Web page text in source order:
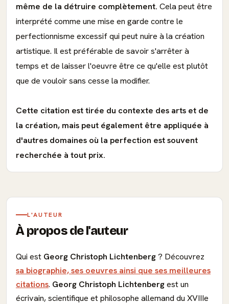
même de la détruire complètement. Cela peut être
interprété comme une mise en garde contre le
perfectionnisme excessif qui peut nuire à la création
artistique. Il est préférable de savoir s'arrêter à
temps et de laisser l'oeuvre être ce qu'elle est plutôt
que de vouloir sans cesse la modifier.
Cette citation est tirée du contexte des arts et de
la création, mais peut également être appliquée à
d'autres domaines où la perfection est souvent
recherchée à tout prix.
L'AUTEUR
À propos de l'auteur
Qui est Georg Christoph Lichtenberg? Découvrez
sa biographie, ses oeuvres ainsi que ses meilleures
citations. Georg Christoph Lichtenbergest un
écrivain, scientifique et philosophe allemand du XVIIIe